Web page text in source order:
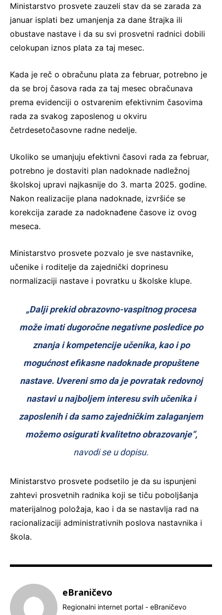
Ministarstvo prosvete zauzeli stav da se zarada za
januar isplati bez umanjenja za dane štrajka ili
obustave nastave i da su svi prosvetni radnici dobili
celokupan iznos plata za taj mesec.
Kada je reč o obračunu plata za februar, potrebno je
da se broj časova rada za taj mesec obračunava
prema evidenciji o ostvarenim efektivnim časovima
rada za svakog zaposlenog u okviru
četrdesetočasovne radne nedelje.
Ukoliko se umanjuju efektivni časovi rada za februar,
potrebno je dostaviti plan nadoknade nadležnoj
školskoj upravi najkasnije do 3. marta 2025. godine.
Nakon realizacije plana nadoknade, izvršiće se
korekcija zarade za nadoknađene časove iz ovog
meseca.
Ministarstvo prosvete pozvalo je sve nastavnike,
učenike i roditelje da zajednički doprinesu
normalizaciji nastave i povratku u školske klupe.
„Dalji prekid obrazovno-vaspitnog procesa
može imati dugoročne negativne posledice po
znanja i kompetencije učenika, kao i po
mogućnost efikasne nadoknade propuštene
nastave. Uvereni smo da je povratak redovnoj
nastavi u najboljem interesu svih učenika i
zaposlenih i da samo zajedničkim zalaganjem
možemo osigurati kvalitetno obrazovanje“,
navodi se u dopisu.
Ministarstvo prosvete podsetilo je da su ispunjeni
zahtevi prosvetnih radnika koji se tiču poboljšanja
materijalnog položaja, kao i da se nastavlja rad na
racionalizaciji administrativnih poslova nastavnika i
škola.
eBraničevo
Regionalni internet portal - eBraničevo